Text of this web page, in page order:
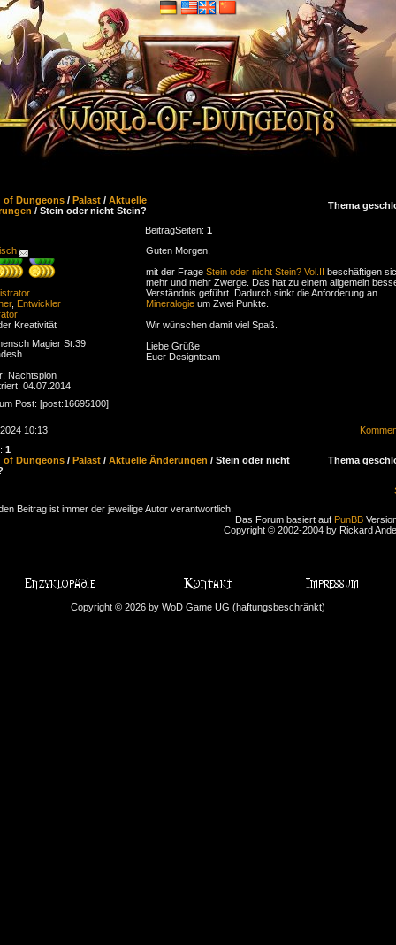
of Dungeons / Palast / Aktuelle
/ Stein oder nicht Stein? Thema
BeitragSeiten: 1
, Entwickler
Kreativität
Magier St.39
Nachtspion
04.07.2014
Post: [post:16695100]
Guten Morgen,
mit der Frage Stein oder nicht Stein? Vol.II beschäftigen
mehr und mehr Zwerge. Das hat zu einem allgemein
Verständnis geführt. Dadurch sinkt die Anforderung an
Mineralogie um Zwei Punkte.
Wir wünschen damit viel Spaß.
Liebe Grüße
Euer Designteam
10:13
1
of Dungeons / Palast / Aktuelle Änderungen / Stein oder nicht
Thema
Beitrag ist immer der jeweilige Autor verantwortlich.
Das Forum basiert auf PunBB
Copyright © 2002-2004 by Rickard
Copyright © 2026 by WoD Game UG (haftungsbeschränkt)